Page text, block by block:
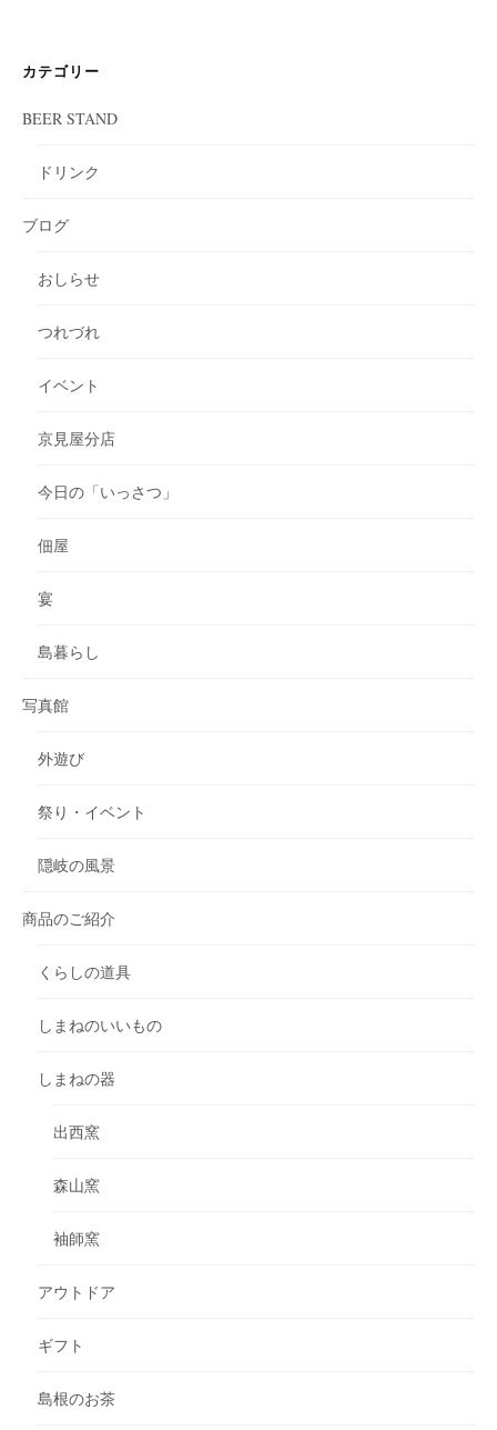
カテゴリー
BEER STAND
ドリンク
ブログ
おしらせ
つれづれ
イベント
京見屋分店
今日の「いっさつ」
佃屋
宴
島暮らし
写真館
外遊び
祭り・イベント
隠岐の風景
商品のご紹介
くらしの道具
しまねのいいもの
しまねの器
出西窯
森山窯
袖師窯
アウトドア
ギフト
島根のお茶